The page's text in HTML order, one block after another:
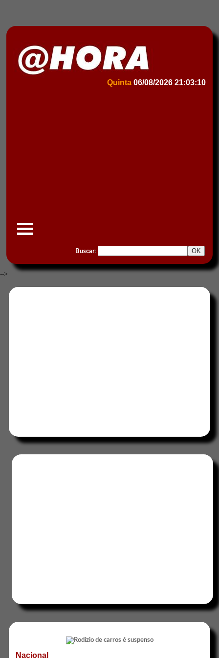
Quinta 06/08/2026 21:03:10
Buscar:
-->
Nacional